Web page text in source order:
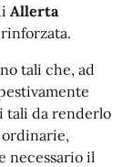
Allerta
tali che, ad
tali da renderlo
necessario il